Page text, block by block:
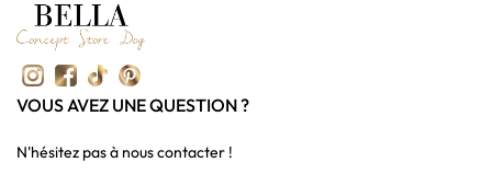
VOUS AVEZ UNE QUESTION ?
N'hésitez pas à nous contacter !